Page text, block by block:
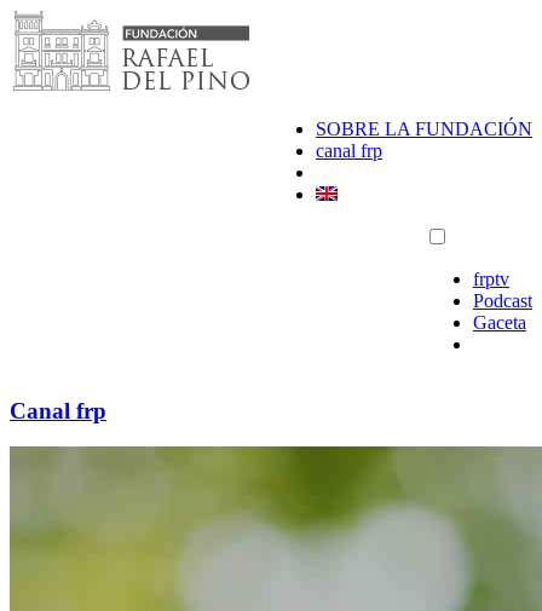
Saltar
al
contenido
SOBRE LA FUNDACIÓN
canal frp
frptv
Podcast
Gaceta
Canal frp